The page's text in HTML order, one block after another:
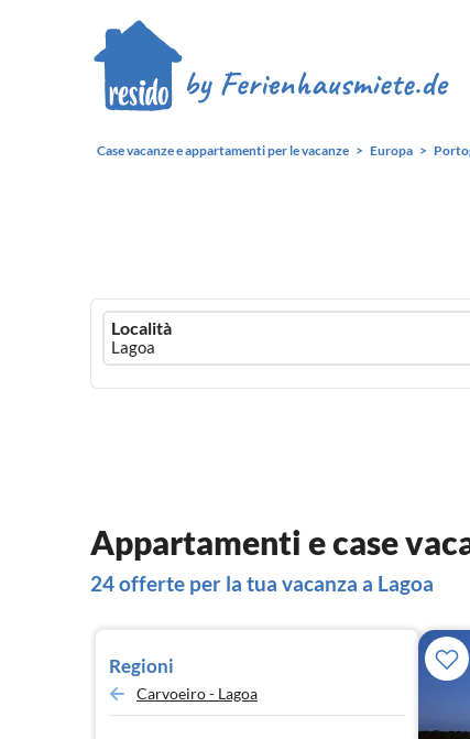
Case vacanze e appartamenti per le vacanze Europa
Ferienhausmiete
logo
Località
Appartamenti e case
24 offerte per la tua vacanza a Lagoa
Regioni
Carvoeiro - Lagoa